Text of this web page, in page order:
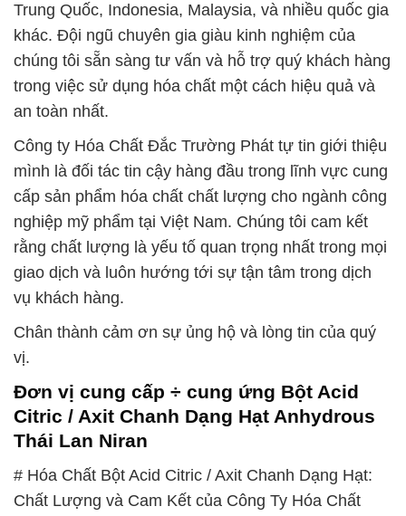
Trung Quốc, Indonesia, Malaysia, và nhiều quốc gia
khác. Đội ngũ chuyên gia giàu kinh nghiệm của
chúng tôi sẵn sàng tư vấn và hỗ trợ quý khách hàng
trong việc sử dụng hóa chất một cách hiệu quả và
an toàn nhất.
Công ty Hóa Chất Đắc Trường Phát tự tin giới thiệu
mình là đối tác tin cậy hàng đầu trong lĩnh vực cung
cấp sản phẩm hóa chất chất lượng cho ngành công
nghiệp mỹ phẩm tại Việt Nam. Chúng tôi cam kết
rằng chất lượng là yếu tố quan trọng nhất trong mọi
giao dịch và luôn hướng tới sự tận tâm trong dịch
vụ khách hàng.
Chân thành cảm ơn sự ủng hộ và lòng tin của quý
vị.
Đơn vị cung cấp ÷ cung ứng Bột Acid
Citric / Axit Chanh Dạng Hạt Anhydrous
Thái Lan Niran
# Hóa Chất Bột Acid Citric / Axit Chanh Dạng Hạt:
Chất Lượng và Cam Kết của Công Ty Hóa Chất